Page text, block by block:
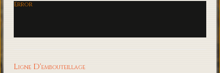
Error
Ligne D'embouteillage